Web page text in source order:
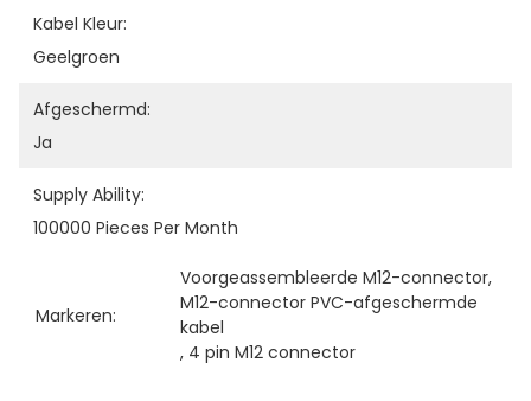
Kabel Kleur:
Geelgroen
Afgeschermd:
Ja
Supply Ability:
100000 Pieces Per Month
Markeren:
Voorgeassembleerde M12-connector,
M12-connector PVC-afgeschermde
kabel
, 4 pin M12 connector